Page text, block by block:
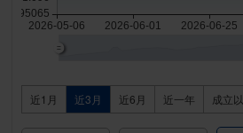
近1月 近3月 近6月 近一年 成立